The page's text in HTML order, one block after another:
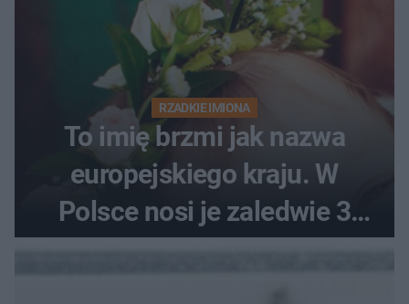
RZADKIE IMIONA
To imię brzmi jak nazwa
europejskiego kraju. W
Polsce nosi je zaledwie 3
kobiety